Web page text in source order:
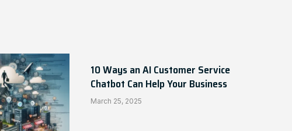
10 Ways an AI Customer Service
Chatbot Can Help Your Business
March 25, 2025